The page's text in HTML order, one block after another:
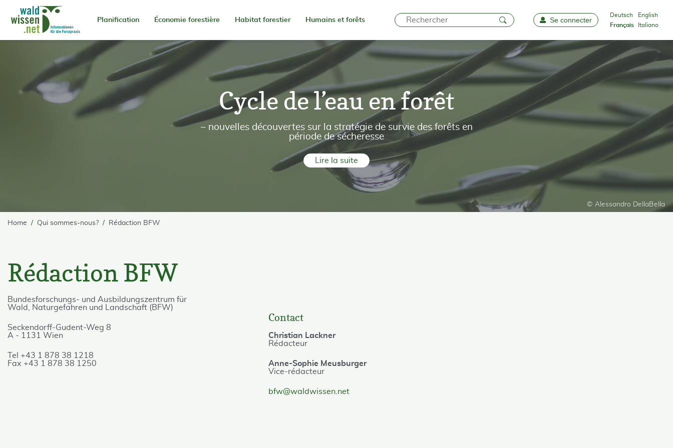
Planification Économie forestière Habitat forestier Humains et forêts Favoris Se connecter
Deutsch
English
Français
Italiano
© Alessandro DellaBella
Cycle de l’eau en forêt
– nouvelles découvertes sur la stratégie de survie des forêts en
période de sécheresse
Lire la suite
Home Qui sommes-nous? Rédaction BFW
Rédaction BFW
Bundesforschungs- und Ausbildungszentrum für
Wald, Naturgefahren und Landschaft (BFW)
Seckendorff-Gudent-Weg 8
A - 1131 Wien
Tel +43 1 878 38 1218
Fax +43 1 878 38 1250
Contact
Christian Lackner
Rédacteur
Anne-Sophie Meusburger
Vice-rédacteur
bfw@waldwissen.net